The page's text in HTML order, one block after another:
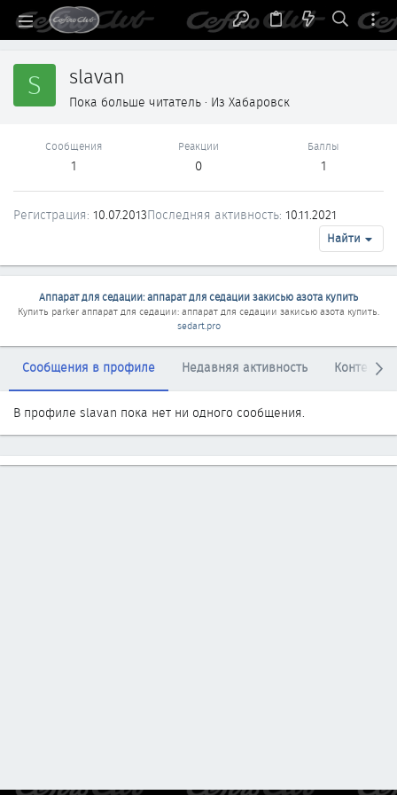
S slavan
Пока больше читатель · Из Хабаровск
Сообщения
1
Реакции
0
Баллы
1
Регистрация 10.07.2013Последняя активность 10.11.2021
Найти
Аппарат для седации: аппарат для седации закисью азота купить
Купить parkerаппарат для седации: аппарат для седации закисью азота купить.
sedart.pro
Сообщения в профиле Недавняя активность Контент
В профиле slavan пока нет ни одного сообщения.